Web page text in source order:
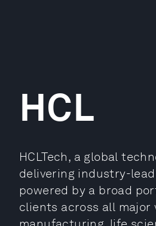
HCL
HCLTech, a global
delivering industry-
powered by a broad
clients across all